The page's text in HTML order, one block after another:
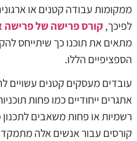
ממקומות עבודה קטנים או
לפיכך,קורס פרישה של
מתאים את תוכנו כך שיתייחס
הספציפיים הללו.
עובדים מעסקים קטנים עשויים
אתגרים ייחודיים כמו פחות
רשמיות או פחות משאבים
קורסים עבור אנשים אלה